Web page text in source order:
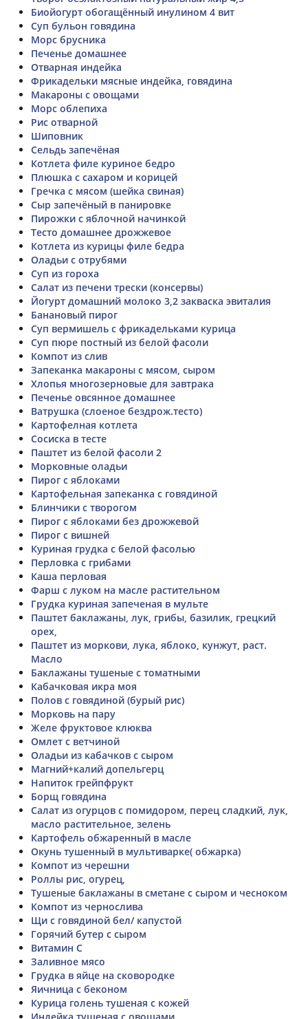
Биойогурт обогащённый инулином 4 вит
Суп бульон говядина
Морс брусника
Печенье домашнее
Отварная индейка
Фрикадельки мясные индейка, говядина
Макароны с овощами
Морс облепиха
Рис отварной
Шиповник
Сельдь запечёная
Котлета филе куриное бедро
Плюшка с сахаром и корицей
Гречка с мясом (шейка свиная)
Сыр запечёный в панировке
Пирожки с яблочной начинкой
Тесто домашнее дрожжевое
Котлета из курицы филе бедра
Оладьи с отрубями
Суп из гороха
Салат из печени трески (консервы)
Йогурт домашний молоко 3,2 закваска эвиталия
Банановый пирог
Суп вермишель с фрикадельками курица
Суп пюре постный из белой фасоли
Компот из слив
Запеканка макароны с мясом, сыром
Хлопья многозерновые для завтрака
Печенье овсянное домашнее
Ватрушка (слоеное бездрож.тесто)
Картофелная котлета
Сосиска в тесте
Паштет из белой фасоли 2
Морковные оладьи
Пирог с яблоками
Картофельная запеканка с говядиной
Блинчики с творогом
Пирог с яблоками без дрожжевой
Пирог с вишней
Куриная грудка с белой фасолью
Перловка с грибами
Каша перловая
Фарш с луком на масле растительном
Грудка куриная запеченая в мульте
Паштет баклажаны, лук, грибы, базилик, грецкий
орех,
Паштет из моркови, лука, яблоко, кунжут, раст.
Масло
Баклажаны тушеные с томатными
Кабачковая икра моя
Полов с говядиной (бурый рис)
Морковь на пару
Желе фруктовое клюква
Омлет с ветчиной
Оладьи из кабачков с сыром
Магний+калий допельгерц
Напиток грейпфрукт
Борщ говядина
Салат из огурцов с помидором, перец сладкий, лук,
масло растительное, зелень
Картофель обжаренный в масле
Окунь тушенный в мультиварке( обжарка)
Компот из черешни
Роллы рис, огурец,
Тушеные баклажаны в сметане с сыром и чесноком
Компот из чернослива
Щи с говядиной бел/ капустой
Горячий бутер с сыром
Витамин С
Заливное мясо
Грудка в яйце на сковородке
Яичница с беконом
Курица голень тушеная с кожей